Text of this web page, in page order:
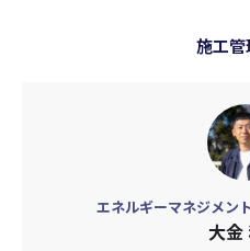
施工管
エネルギーマネジメ
大金